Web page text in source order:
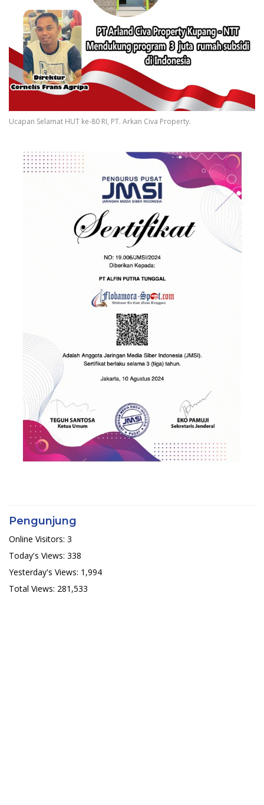
Ucapan Selamat HUT ke-80 RI, PT. Arkan Civa Property.
Pengunjung
Online Visitors: 3
Today's Views: 338
Yesterday's Views: 1,994
Total Views: 281,533